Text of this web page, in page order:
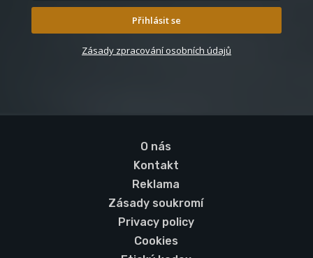
Přihlásit se
Zásady zpracování osobních údajů
O nás
Kontakt
Reklama
Zásady soukromí
Privacy policy
Cookies